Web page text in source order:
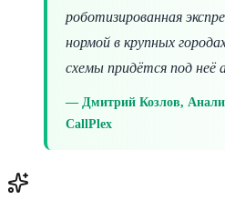
роботизированная
нормой в крупных
схемы придётся под неё
Дмитрий Козлов,
CallPlex